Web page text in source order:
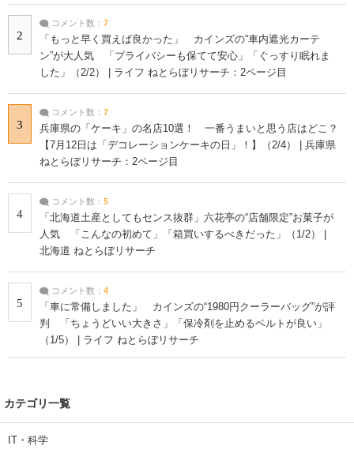
2
コメント数： 7
「もっと早く買えば良かった」 カインズの“車内遮光カーテ
ン”が大人気 「プライバシーも保てて安心」「ぐっすり眠れま
した」（2/2） | ライフ ねとらぼリサーチ：2ページ目
3
コメント数： 7
兵庫県の「ケーキ」の名店10選！ 一番うまいと思う店はどこ？
【7月12日は「デコレーションケーキの日」！】（2/4） | 兵庫県
ねとらぼリサーチ：2ページ目
4
コメント数： 5
「北海道土産としてもセンス抜群」六花亭の“店舗限定”お菓子が
人気 「こんなの初めて」「箱買いするべきだった」（1/2） |
北海道 ねとらぼリサーチ
5
コメント数： 4
「車に常備しました」 カインズの“1980円クーラーバッグ”が評
判 「ちょうどいい大きさ」「保冷剤を止めるベルトが良い」
（1/5） | ライフ ねとらぼリサーチ
カテゴリ一覧
IT・科学